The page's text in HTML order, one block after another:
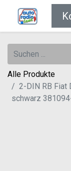
Alle Produkte
2-DIN RB Fiat
schwarz